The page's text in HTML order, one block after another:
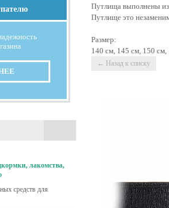
лакомства,
средств для
Путлища выполнены из
Путлище это
Размер:
140 см, 145 см, 150 см,
← Назад к списку